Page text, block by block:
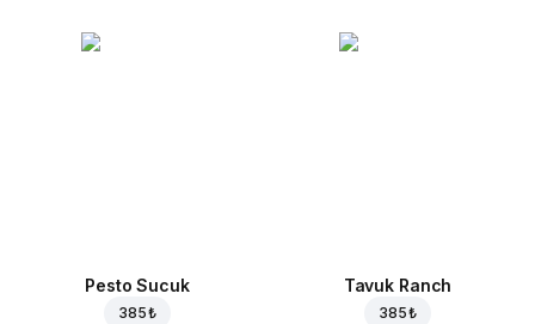
Pesto Sucuk
385 ₺
Tavuk Ranch
385 ₺